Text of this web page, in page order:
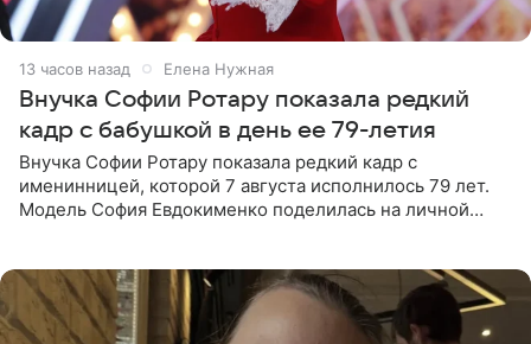
13 часов назад Елена Нужная
Внучка Софии Ротару показала редкий
кадр с бабушкой в день ее 79-летия
Внучка Софии Ротару показала редкий кадр с
именинницей, которой 7 августа исполнилось 79 лет.
Модель София Евдокименко поделилась на личной